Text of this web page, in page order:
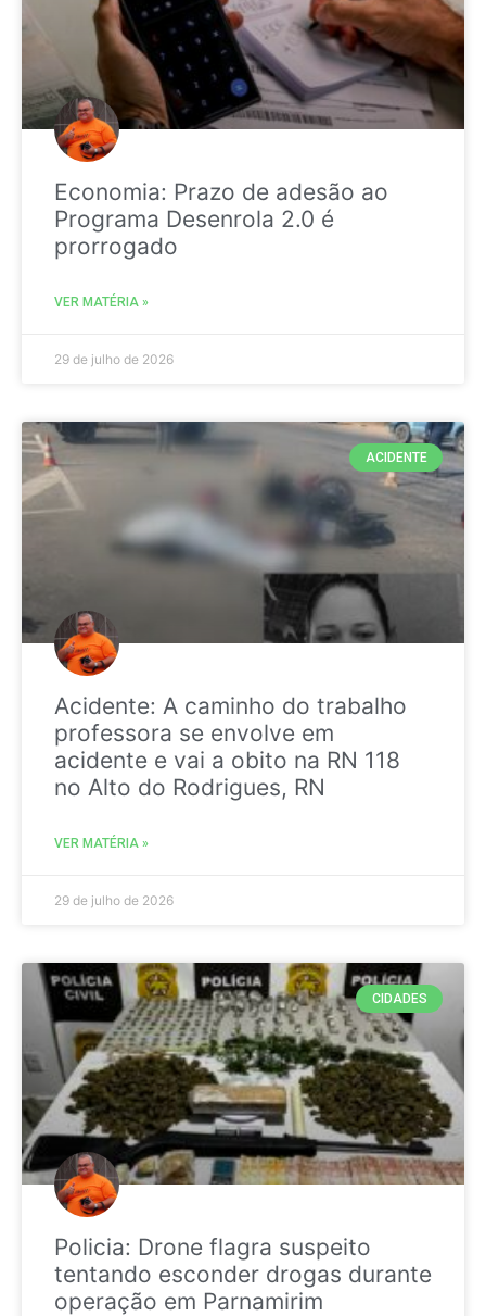
Economia: Prazo de adesão ao
Programa Desenrola 2.0 é
prorrogado
VER MATÉRIA »
29 de julho de 2026
ACIDENTE
Acidente: A caminho do trabalho
professora se envolve em
acidente e vai a obito na RN 118
no Alto do Rodrigues, RN
VER MATÉRIA »
29 de julho de 2026
CIDADES
Policia: Drone flagra suspeito
tentando esconder drogas durante
operação em Parnamirim